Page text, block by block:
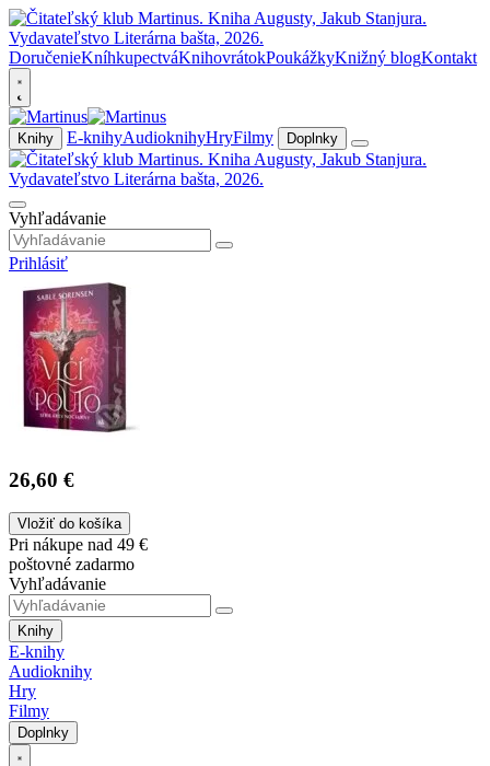
DoručenieKníhkupectváKnihovrátokPoukážkyKnižný blogKontakt
Knihy E-knihyAudioknihyHryFilmy Doplnky
Vyhľadávanie
Prihlásiť
26,60 €
Vložiť do košíka
Pri nákupe nad 49 €
poštovné zadarmo
Vyhľadávanie
Knihy
E-knihy
Audioknihy
Hry
Filmy
Doplnky